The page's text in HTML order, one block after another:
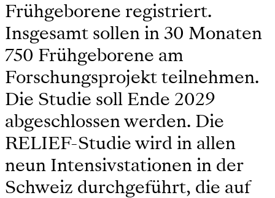
Frühgeborene registriert.
Insgesamt sollen in 30 Monaten
750 Frühgeborene am
Forschungsprojekt teilnehmen.
Die Studie soll Ende 2029
abgeschlossen werden. Die
RELIEF-Studie wird in allen
neun Intensivstationen in der
Schweiz durchgeführt, die auf